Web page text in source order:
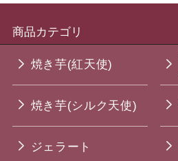
商品カテゴリ
焼き芋(紅天使)
焼き芋(シルク天使)
ジェラート